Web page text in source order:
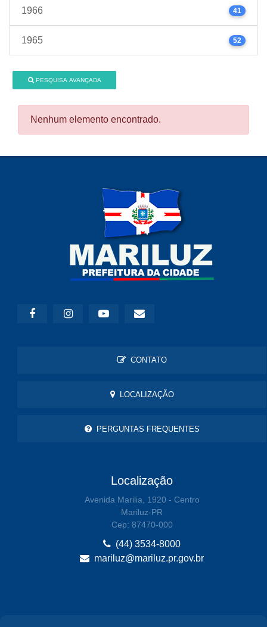
1966 41
1965 52
PESQUISA AVANÇADA
Nenhum elemento encontrado.
CONTATO
LOCALIZAÇÃO
PERGUNTAS FREQUENTES
Localização
Avenida Marilia, 1920 - Centro
Mariluz-PR
Cep: 87470-000
(44) 3534-8000
mariluz@mariluz.pr.gov.br